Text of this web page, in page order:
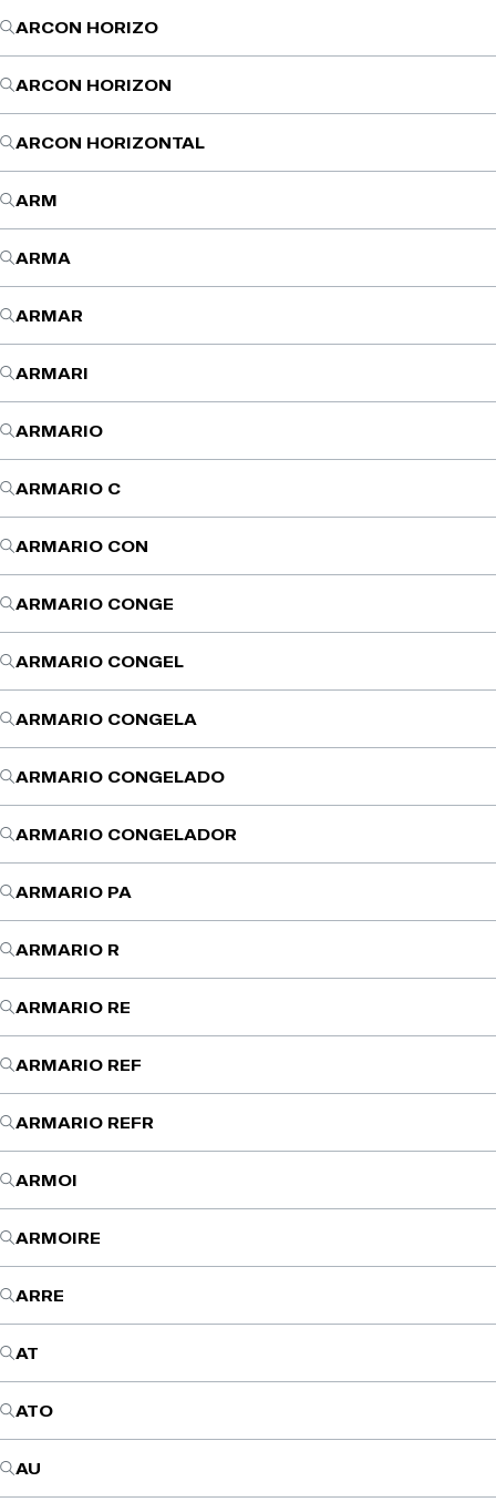
ARCON HORIZO
ARCON HORIZON
ARCON HORIZONTAL
ARM
ARMA
ARMAR
ARMARI
ARMARIO
ARMARIO C
ARMARIO CON
ARMARIO CONGE
ARMARIO CONGEL
ARMARIO CONGELA
ARMARIO CONGELADO
ARMARIO CONGELADOR
ARMARIO PA
ARMARIO R
ARMARIO RE
ARMARIO REF
ARMARIO REFR
ARMOI
ARMOIRE
ARRE
AT
ATO
AU